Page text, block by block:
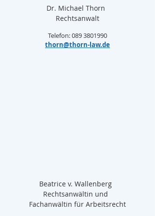
Dr. Michael Thorn
Rechtsanwalt
Telefon: 089 3801990
thorn@thorn-law.de
Beatrice v. Wallenberg
Rechtsanwältin und
Fachanwältin für Arbeitsrecht